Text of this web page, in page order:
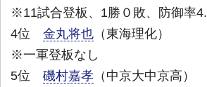
※11試合登板、1勝０敗、防御率
4位 金丸将也 （東海理化）
※一軍登板なし
5位 磯村嘉孝 （中京大中京高）